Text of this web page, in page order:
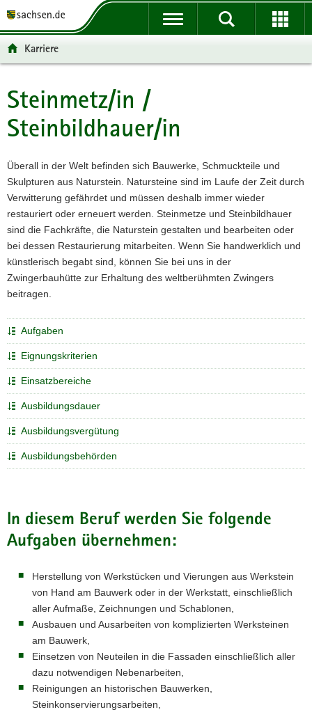
t
ü
b
e
g
r
e
i
f
e
n
d
e
a
v
i
g
a
t
n
t
n
a
v
g
a
t
i
o
n
p
n
h
a
t
t
-
B
e
e
i
c
h
Karriere
Hauptinhalt
Steinmetz/in /
Steinbildhauer/in
Überall in der Welt befinden sich Bauwerke, Schmuckteile und
Skulpturen aus Naturstein. Natursteine sind im Laufe der Zeit durch
Verwitterung gefährdet und müssen deshalb immer wieder
restauriert oder erneuert werden. Steinmetze und Steinbildhauer
sind die Fachkräfte, die Naturstein gestalten und bearbeiten oder
bei dessen Restaurierung mitarbeiten. Wenn Sie handwerklich und
künstlerisch begabt sind, können Sie bei uns in der
Zwingerbauhütte zur Erhaltung des weltberühmten Zwingers
beitragen.
Aufgaben
Eignungskriterien
Einsatzbereiche
Ausbildungsdauer
Ausbildungsvergütung
Ausbildungsbehörden
In diesem Beruf werden Sie folgende
Aufgaben übernehmen:
Herstellung von Werkstücken und Vierungen aus Werkstein
von Hand am Bauwerk oder in der Werkstatt, einschließlich
aller Aufmaße, Zeichnungen und Schablonen,
Ausbauen und Ausarbeiten von komplizierten Werksteinen
am Bauwerk,
Einsetzen von Neuteilen in die Fassaden einschließlich aller
dazu notwendigen Nebenarbeiten,
Reinigungen an historischen Bauwerken,
Steinkonservierungsarbeiten,